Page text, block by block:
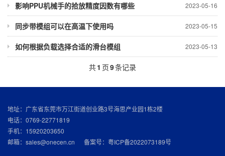
2023-05-16
影响PPU机械手的拾放精度因数有哪些
2023-05-15
同步带模组可以在高温下使用吗
2023-05-13
如何根据负载选择合适的滑台模组
共1 页9条记录
地址：广东省东莞市万江街道创业路3号海思产业园1栋2楼
电话：0769-22771819
手机：15920203650
邮箱：sales@onecen.cn 备案号： 粤ICP备2022073189号